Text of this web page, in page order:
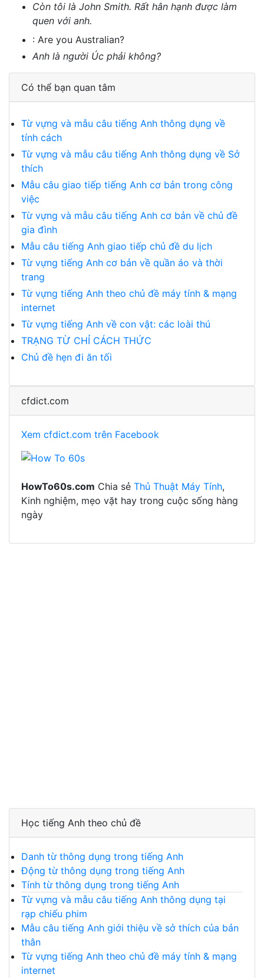
Còn tôi là John Smith. Rất hân hạnh được làm
quen với anh.
: Are you Australian?
Anh là người Úc phải không?
Có thể bạn quan tâm
Từ vựng và mẫu câu tiếng Anh thông dụng về
tính cách
Từ vựng và mẫu câu tiếng Anh thông dụng về Sở
thích
Mẫu câu giao tiếp tiếng Anh cơ bản trong công
việc
Từ vựng và mẫu câu tiếng Anh cơ bản về chủ đề
gia đình
Mẫu câu tiếng Anh giao tiếp chủ đề du lịch
Từ vựng tiếng Anh cơ bản về quần áo và thời
trang
Từ vựng tiếng Anh theo chủ đề máy tính & mạng
internet
Từ vựng tiếng Anh về con vật: các loài thú
TRẠNG TỪ CHỈ CÁCH THỨC
Chủ đề hẹn đi ăn tối
cfdict.com
Xem cfdict.com trên Facebook
HowTo60s.com Chia sẻ Thủ Thuật Máy Tính,
Kinh nghiệm, mẹo vặt hay trong cuộc sống hàng
ngày
Học tiếng Anh theo chủ đề
Danh từ thông dụng trong tiếng Anh
Động từ thông dụng trong tiếng Anh
Tính từ thông dụng trong tiếng Anh
Từ vựng và mẫu câu tiếng Anh thông dụng tại
rạp chiếu phim
Mẫu câu tiếng Anh giới thiệu về sở thích của bản
thân
Từ vựng tiếng Anh theo chủ đề máy tính & mạng
internet